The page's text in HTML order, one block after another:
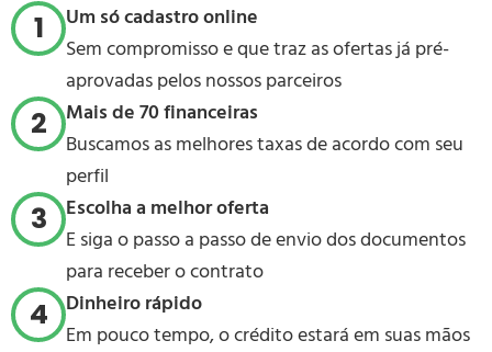
1
Um só cadastro online
Sem compromisso e que traz as ofertas já pré-
aprovadas pelos nossos parceiros
2
Mais de 70 financeiras
Buscamos as melhores taxas de acordo com seu
perfil
3
Escolha a melhor oferta
E siga o passo a passo de envio dos documentos
para receber o contrato
4
Dinheiro rápido
Em pouco tempo, o crédito estará em suas mãos